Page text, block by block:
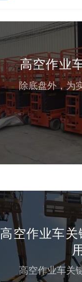
高空作业
高空作业车
用